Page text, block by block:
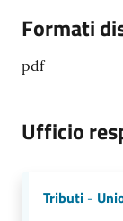
Formati
pdf
Ufficio
Tributi -